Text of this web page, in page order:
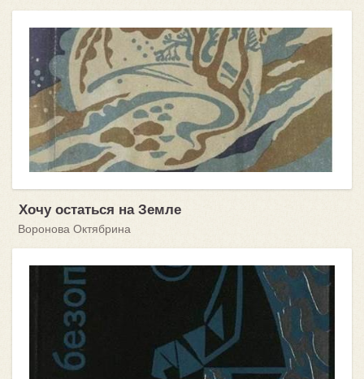
Хочу остаться на Земле
Воронова Октябрина